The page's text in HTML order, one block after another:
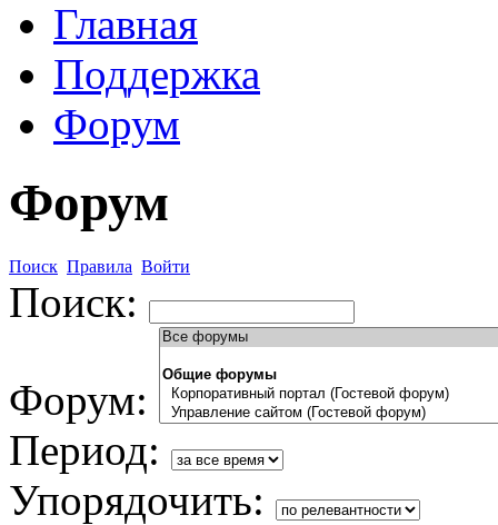
Главная
Поддержка
Форум
Форум
Поиск Правила Войти
Поиск:
Форум:
Период:
Упорядочить: